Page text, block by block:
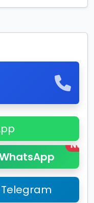
New
Telegram